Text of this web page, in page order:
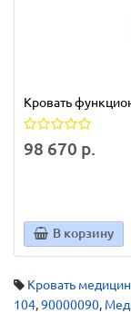
Кровать
98 670 р.
В корзину
Кровать
104,90000090,